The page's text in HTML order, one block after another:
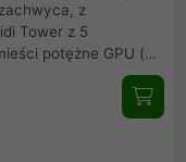
z
Tower z 5
potężne GPU (do
i systemy AIO (do